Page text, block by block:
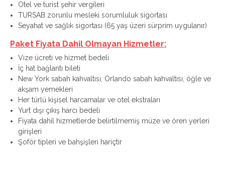
Otel ve turist şehir vergileri
TURSAB zorunlu mesleki sorumluluk sigortası
Seyahat ve sağlık sigortası (65 yaş üzeri sürprim uygulanır)
Paket Fiyata Dahil Olmayan Hizmetler:
Vize ücreti ve hizmet bedeli
İç hat bağlantı bileti
New York sabah kahvaltısı, Orlando sabah kahvaltısı, öğle ve
akşam yemekleri
Her türlü kişisel harcamalar ve otel ekstraları
Yurt dışı çıkış harcı bedeli
Fiyata dahil hizmetlerde belirtilmemiş müze ve ören yerleri
girişleri
Şoför tipleri ve bahşişleri hariçtir